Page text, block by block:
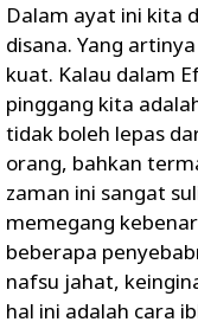
Dalam ayat ini kita
disana. Yang
kuat. Kalau dalam
pinggang kita
tidak boleh lepas
orang, bahkan
zaman ini sangat
memegang
beberapa
nafsu jahat,
hal ini adalah cara